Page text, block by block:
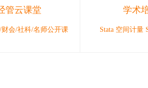
管云课堂
会/社科/名师公开课
学术
Stata 空间计量